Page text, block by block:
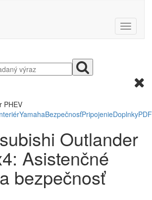
PHEV
YamahaBezpečnosťPripojenieDoplnkyPDF
Outlander
Asistenčné
bezpečnosť